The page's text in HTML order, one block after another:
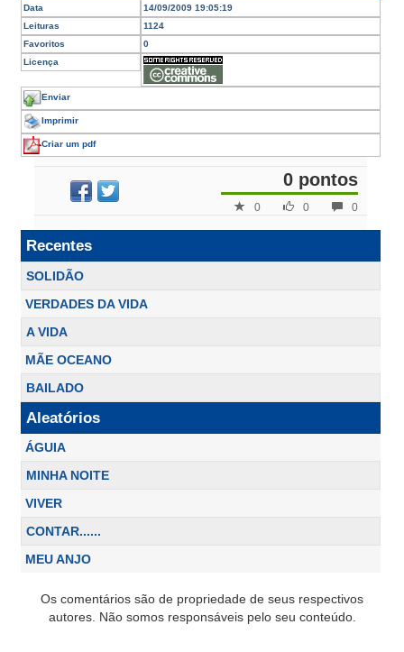
Data
14/09/2009 19:05:19
Leituras
1124
Favoritos
0
Licença
Enviar
Imprimir
Criar um pdf
0 pontos
0
0
0
Recentes
SOLIDÃO
VERDADES DA VIDA
A VIDA
MÃE OCEANO
BAILADO
Aleatórios
ÁGUIA
MINHA NOITE
VIVER
CONTAR......
MEU ANJO
Os comentários são de propriedade de seus respectivos
autores. Não somos responsáveis pelo seu conteúdo.